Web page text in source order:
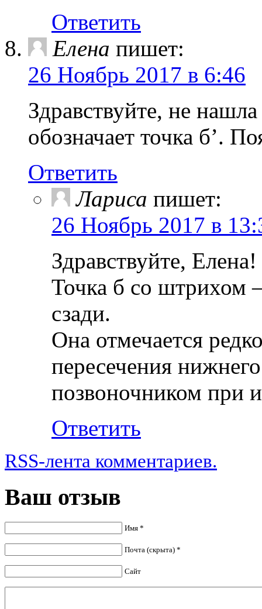
Ответить
Елена пишет:
26 Ноябрь 2017 в 6:46
Здравствуйте, не
обозначает точка б’.
Ответить
Лариса пишет:
26 Ноябрь 2017 в
Здравствуйте, Елена!
Точка б со штрихом
сзади.
Она отмечается
пересечения
позвоночником при
Ответить
RSS-лента комментариев.
Ваш отзыв
Имя *
Почта (скрыта) *
Сайт